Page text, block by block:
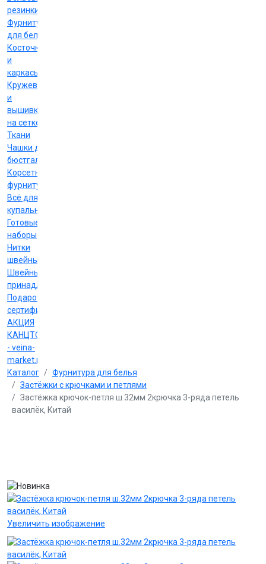
резинки
Фурнитура
для белья
Косточки
и
каркасы
Кружево
и
вышивка
на сетке
Ткани
Чашки для
бюстгальтеров
Корсетная
фурнитура
Всё для
купальников
Готовые
наборы
Нитки
швейные
Швейные
принадлежности
Подарочные
сертификаты
АКЦИЯ
КАНЦТОВАРЫ
- veina-
market.ru
Каталог
Фурнитура для белья
Застёжки с крючками и петлями
Застёжка крючок-петля ш.32мм 2крючка 3-ряда петель
василёк, Китай
Увеличить изображение